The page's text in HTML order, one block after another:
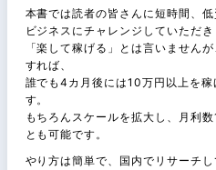
本書では読者の皆さんに短時間、
ビジネスにチャレンジしていただき
「楽して稼げる」とは言いません
すれば、
誰でも4カ月後には10万円以上を
す。
もちろんスケールを拡大し、月利
とも可能です。
やり方は簡単で、国内でリサーチ